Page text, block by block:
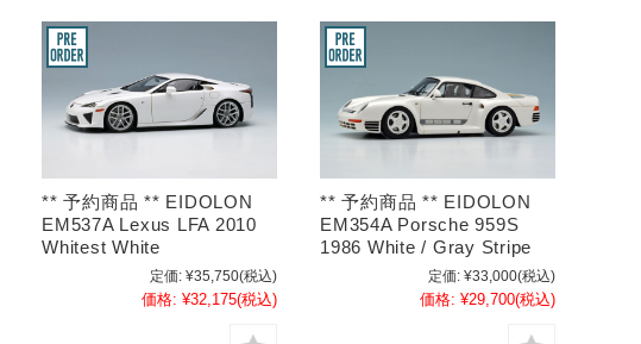
** 予約商品 ** EIDOLON
EM537A Lexus LFA 2010
Whitest White
定価: ¥35,750(税込)
価格: ¥32,175(税込)
** 予約商品 ** EIDOLON
EM354A Porsche 959S
1986 White / Gray Stripe
定価: ¥33,000(税込)
価格: ¥29,700(税込)